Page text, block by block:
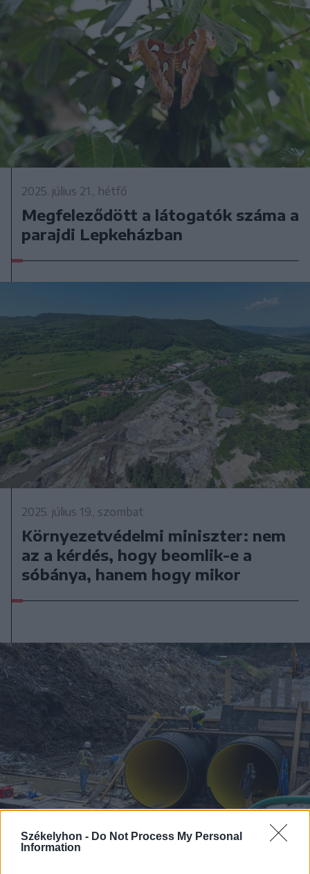
Székelyhon - Do Not Process My Personal
Information
2025. július 21., hétfő
Megfeleződött a látogatók száma a
parajdi Lepkeházban
2025. július 19., szombat
Környezetvédelmi miniszter: nem
az a kérdés, hogy beomlik-e a
sóbánya, hanem hogy mikor